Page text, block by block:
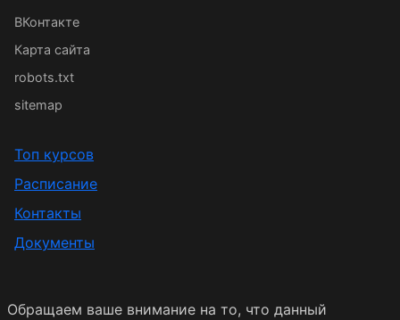
ВКонтакте
Карта сайта
robots.txt
sitemap
Топ курсов
Расписание
Контакты
Документы
Обращаем ваше внимание на то, что данный